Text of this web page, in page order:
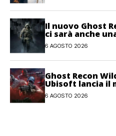
Il nuovo Ghost
ci sarà anche
6 AGOSTO 2026
Ghost Recon
Ubisoft lancia il
gratuito Last
6 AGOSTO 2026